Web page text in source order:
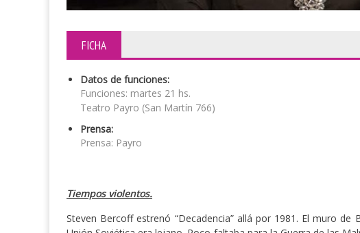
FICHA
Datos de funciones:
Funciones: martes 21 hs.
Teatro Payro (San Martín 766)
Prensa:
Prensa: Payro
Tiempos violentos.
Steven Bercoff estrenó “Decadencia” allá por 1981. El muro